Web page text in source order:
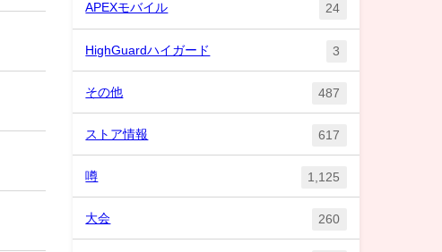
APEXモバイル 24
HighGuardハイガード 3
その他 487
ストア情報 617
噂 1,125
大会 260